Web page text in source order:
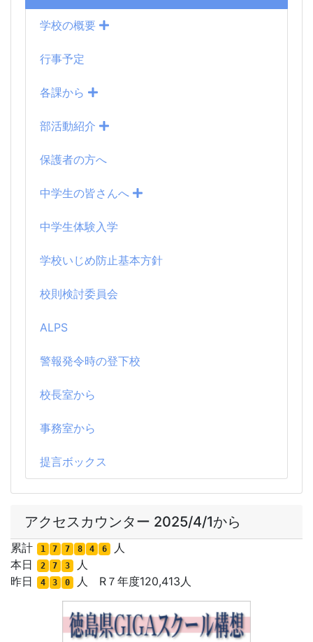
学校の概要
行事予定
各課から
部活動紹介
保護者の方へ
中学生の皆さんへ
中学生体験入学
学校いじめ防止基本方針
校則検討委員会
ALPS
警報発令時の登下校
校長室から
事務室から
提言ボックス
アクセスカウンター 2025/4/1から
累計 1 7 7 8 4 6 人
本日
2 7 3 人
昨日
4 3 0 人 R７年度120,413人